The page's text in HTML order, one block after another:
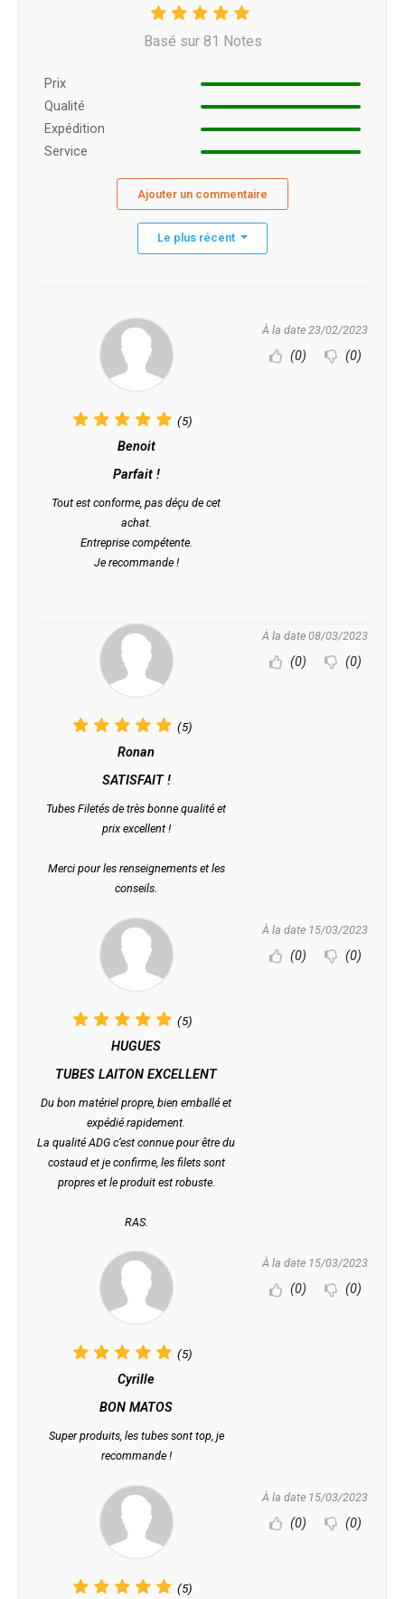
Basé sur 81 Notes
Prix ​​
Qualité
Expédition
Service
Ajouter un commentaire
Le plus récent
(5)
Benoit
Parfait !
Tout est conforme, pas déçu de cet
achat.
Entreprise compétente.
Je recommande !
À la date 23/02/2023
(0) (0)
(5)
Ronan
SATISFAIT !
Tubes Filetés de très bonne qualité et
prix excellent !
Merci pour les renseignements et les
conseils.
À la date 08/03/2023
(0) (0)
(5)
HUGUES
TUBES LAITON EXCELLENT
Du bon matériel propre, bien emballé et
expédié rapidement.
La qualité ADG c’est connue pour être du
costaud et je confirme, les filets sont
propres et le produit est robuste.
RAS.
À la date 15/03/2023
(0) (0)
(5)
Cyrille
BON MATOS
Super produits, les tubes sont top, je
recommande !
À la date 15/03/2023
(0) (0)
(5)
À la date 15/03/2023
(0) (0)